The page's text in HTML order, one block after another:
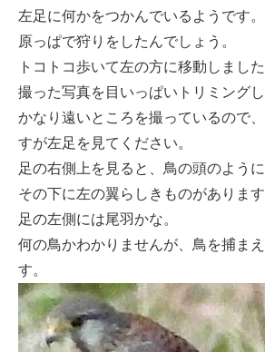
左足に何かをつかんでいるようです。
原っぱで狩りをしたんでしょう。
トコトコ歩いて左の方に移動しました
撮った写真を目いっぱいトリミングし
かなり遠いところを撮っているので
すが左足を見てください。
足の右側上を見ると、鳥の頭のように
その下に左の翼らしきものがあります
足の左側には尾羽かな。
何の鳥かわかりませんが、鳥を捕ま
す。